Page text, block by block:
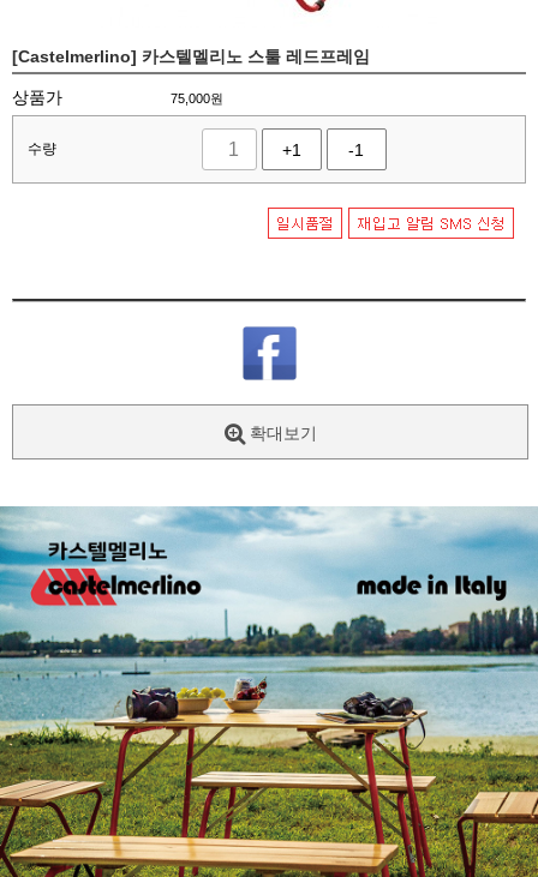
[Castelmerlino] 카스텔멜리노 스툴 레드프레임
상품가 75,000원
수량 +1 -1
확대보기